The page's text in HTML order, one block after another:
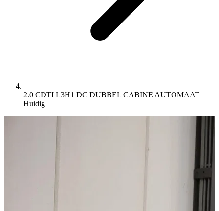
2.0 CDTI L3H1 DC DUBBEL CABINE AUTOMAAT
Huidig